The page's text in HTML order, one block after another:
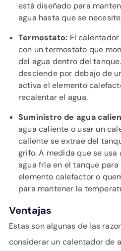
está diseñado para
agua hasta que se
Termostato: El
con un termostato que
del agua dentro del
desciende por debajo de
activa el elemento
recalentar el agua.
Suministro de agua
agua caliente o usar un
caliente se extrae del
grifo. A medida que se usa
agua fría en el tanque
elemento calefactor o
para mantener la
Ventajas
Estas son algunas de las
considerar un calentador de